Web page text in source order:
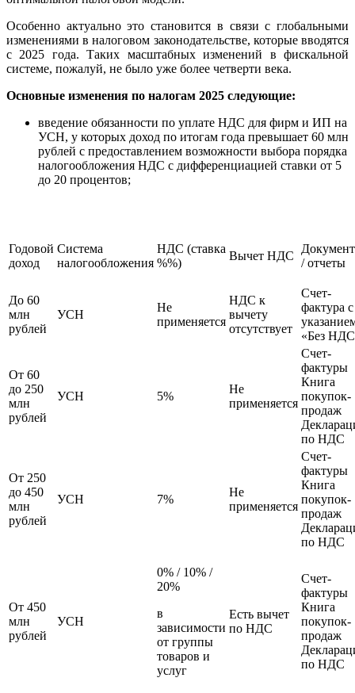
Особенно актуально это становится в связи с глобальными
изменениями в налоговом законодательстве, которые вводятся
с 2025 года. Таких масштабных изменений в фискальной
системе, пожалуй, не было уже более четверти века.
Основные изменения по налогам 2025 следующие:
введение обязанности по уплате НДС для фирм и ИП на
УСН, у которых доход по итогам года превышает 60 млн
рублей с предоставлением возможности выбора порядка
налогообложения НДС с дифференциацией ставки от 5
до 20 процентов;
Годовой
доход
Система
налогообложения
НДС (ставка
%%)
Вычет НДС
/ отчеты
До 60
млн
рублей
УСН
Не
применяется
НДС к
вычету
отсутствует
Счет-
фактура с
«Без
От 60
до 250
млн
рублей
УСН 5%
Не
применяется
Счет-
фактуры
Книга
покупок-
продаж
по НДС
От 250
до 450
млн
рублей
УСН 7%
Не
применяется
Счет-
фактуры
Книга
покупок-
продаж
по НДС
От 450
млн
рублей
УСН
0% / 10% /
20%
в
зависимости
от группы
товаров и
услуг
Есть вычет
по НДС
Счет-
фактуры
Книга
покупок-
продаж
по НДС